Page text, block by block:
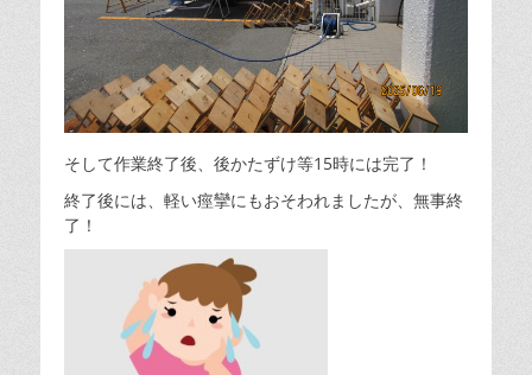
そして作業終了後、後かたずけ等15時には完了！
終了後には、軽い痙攣にもおそわれましたが、無事終
了！